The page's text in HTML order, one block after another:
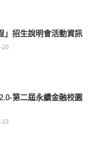
」招生說明會活動資訊
20
第二屆永續金融校園
23